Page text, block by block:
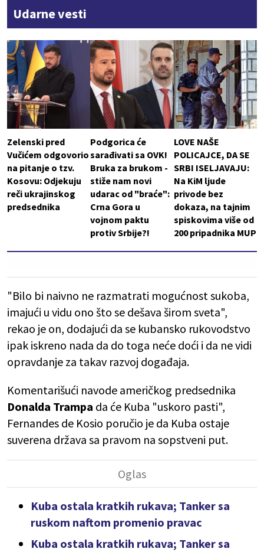
Udarne vesti
Zelenski pred
Vučićem odgovorio
na pitanje o tzv.
Kosovu: Odjekuju
reči ukrajinskog
predsednika
Podgorica će
sarađivati sa OVK!
Bruka za brukom -
stiže nam novi
udarac od "braće":
Crna Gora u
vojnom paktu
protiv Srbije?!
LOVE NAŠE
POLICAJCE, DA SE
SRBI ISELJAVAJU:
Na KiM ljude
privode bez
dokaza, na tajnim
spiskovima više od
200 pripadnika MUP
"Bilo bi naivno ne razmatrati mogućnost sukoba,
imajući u vidu ono što se dešava širom sveta",
rekao je on, dodajući da se kubansko rukovodstvo
ipak iskreno nada da do toga neće doći i da ne vidi
opravdanje za takav razvoj događaja.
Komentarišući navode američkog predsednika
Donalda Trampa da će Kuba "uskoro pasti",
Fernandes de Kosio poručio je da Kuba ostaje
suverena država sa pravom na sopstveni put.
Kuba ostala kratkih rukava; Tanker sa
ruskom naftom promenio pravac
Kuba ostala kratkih rukava; Tanker sa